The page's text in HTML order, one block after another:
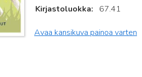
Kirjastoluokka
67.41
Avaa kansikuva painoa varten